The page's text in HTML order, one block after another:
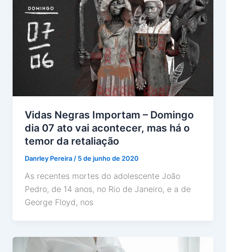
Vidas Negras Importam – Domingo
dia 07 ato vai acontecer, mas há o
temor da retaliação
Danrley Pereira/ 5 de junho de 2020
As recentes mortes do adolescente João
Pedro, de 14 anos, no Rio de Janeiro, e a de
George Floyd, nos